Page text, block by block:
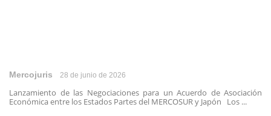
Mercojuris 28 de junio de 2026
Lanzamiento de las Negociaciones para un Acuerdo de Asociación
Económica entre los Estados Partes del MERCOSUR y Japón Los ...